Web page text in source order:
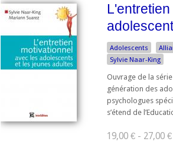
Adolescents
Sylvie Naar-King
Ouvrage de la
génération des
psychologues
s’étend de
19,00 € - 27,00 €